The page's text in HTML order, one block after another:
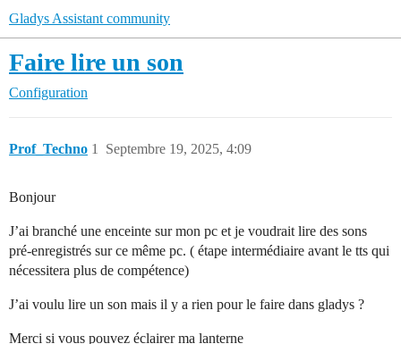
Gladys Assistant community
Faire lire un son
Configuration
Prof_Techno Septembre 19, 2025, 4:09
1
Bonjour
J’ai branché une enceinte sur mon pc et je voudrait lire des sons
pré-enregistrés sur ce même pc. ( étape intermédiaire avant le tts qui
nécessitera plus de compétence)
J’ai voulu lire un son mais il y a rien pour le faire dans gladys ?
Merci si vous pouvez éclairer ma lanterne